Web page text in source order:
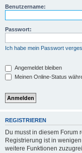
Benutzername:
Passwort:
Ich habe mein Passwort
Angemeldet bleiben
Meinen Online-Status
REGISTRIEREN
Du musst in diesem Forum
Registrierung ist in
weitere Funktionen